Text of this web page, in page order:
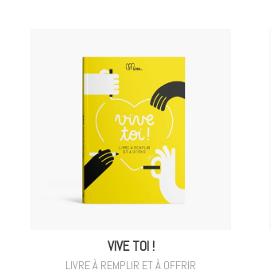
VIVE TOI !
LIVRE À REMPLIR ET À OFFRIR